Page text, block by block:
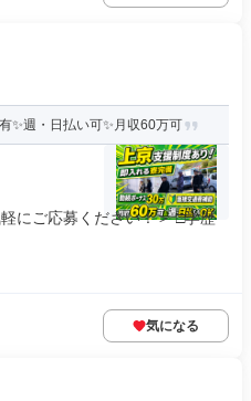
✨週・日払い可✨月収60万可
にご応募ください！＞ □学歴
気になる